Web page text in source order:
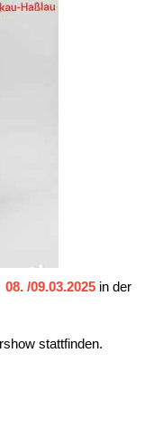
08. /09.03.2025 in der
stattfinden.